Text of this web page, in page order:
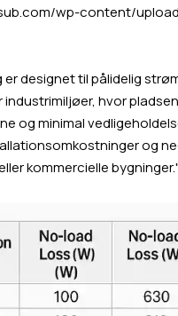
wp-content/
designet til pålidelig
hvor
og minimal
og
kommercielle bygninger."